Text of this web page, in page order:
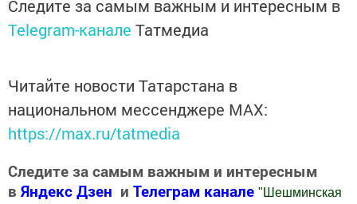
Следите за самым важным и интересным в
Telegram-канале Татмедиа
Читайте новости Татарстана в
национальном мессенджере MАХ:
https://max.ru/tatmedia
Следите за самым важным и интересным
в Яндекс Дзен и Телеграм канале " Шешминская